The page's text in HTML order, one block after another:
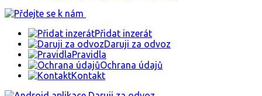
Přidat inzerát
Daruji za odvoz
Pravidla
Ochrana údajů
Kontakt